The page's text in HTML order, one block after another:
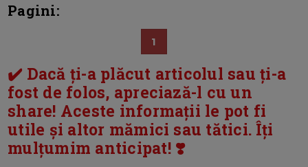
Pagini:
1
✔️ Dacă ți-a plăcut articolul sau ți-a
fost de folos, apreciază-l cu un
share! Aceste informații le pot fi
utile și altor mămici sau tătici. Îți
mulțumim anticipat! ❣️